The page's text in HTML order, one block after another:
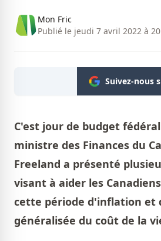
Mon Fric
Publié le jeudi 7 avril 2022 à
Suivez-nous
C'est jour de budget
ministre des Finances du
Freeland a présenté
visant à aider les
cette période d'inflation et
généralisée du coût de la